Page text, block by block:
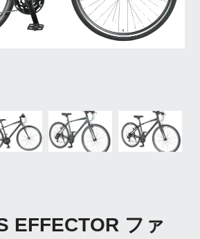
EFFECTOR ファ